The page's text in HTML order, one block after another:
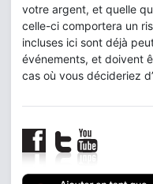
votre argent, et quelle
celle-ci comportera un
incluses ici sont déjà
événements, et doivent
cas où vous décideriez